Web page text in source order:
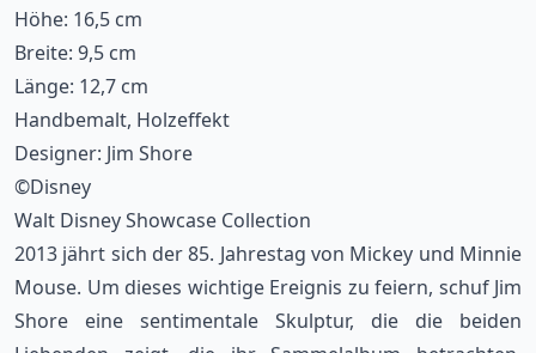
Höhe: 16,5 cm
Breite: 9,5 cm
Länge: 12,7 cm
Handbemalt, Holzeffekt
Designer: Jim Shore
©Disney
Walt Disney Showcase Collection
2013 jährt sich der 85. Jahrestag von Mickey und Minnie
Mouse. Um dieses wichtige Ereignis zu feiern, schuf Jim
Shore eine sentimentale Skulptur, die die beiden